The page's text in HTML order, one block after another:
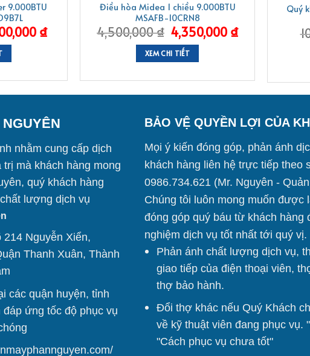
9.000BTU
₫
Điều hòa Midea 1 chiều 9.000BTU
MSAFB-10CRN8
4,500,000₫ 4,350,000 ₫
XEM CHI TIẾT
Quý
nhằm cung cấp dịch
mà khách hàng mong
quý khách hàng
lượng dịch vụ
214 Nguyễn Xiển,
Thanh Xuân, Thành
các quận huyện, tỉnh
ứng tốc độ phục vụ
BẢO VỆ QUYỀN LỢI CỦA
Mọi ý kiến đóng góp, phản ánh
khách hàng liên hệ trực tiếp theo
0986.734.621 (Mr. Nguyên -
Chúng tôi luôn mong muốn được
đóng góp quý báu từ khách hàng
nghiệm dịch vụ tốt nhất tới quý vị.
Phản ánh chất lượng dịch vụ,
giao tiếp của điện thoại viên,
thợ bảo hành.
Đổi thợ khác nếu Quý Khách
về kỹ thuật viên đang phục vụ.
"Cách phục vụ chưa tốt"